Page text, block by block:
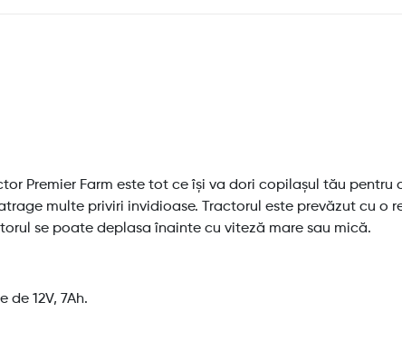
Premier Farm este tot ce își va dori copilașul tău pentru
multe priviri invidioase. Tractorul este prevăzut cu o
se poate deplasa înainte cu viteză mare sau mică.
12V, 7Ah.